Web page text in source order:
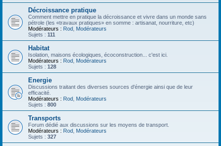
Décroissance pratique
Comment mettre en pratique la décroissance et vivre dans un monde sans
pétrole (les «travaux pratiques» en somme : artisanat, nourriture, etc)
Modérateurs : Rod Modérateurs
Sujets : 111
Habitat
Isolation, maisons écologiques, écoconstruction... c'est ici.
Modérateurs : Rod Modérateurs
Sujets : 128
Energie
Discussions traitant des diverses sources d'énergie ainsi que de leur
efficacité.
Modérateurs : Rod Modérateurs
Sujets : 800
Transports
Forum dédié aux discussions sur les moyens de transport.
Modérateurs : Rod Modérateurs
Sujets : 327